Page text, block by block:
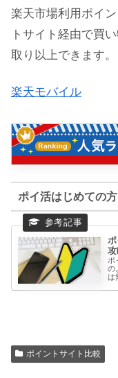
楽天市場利用ポイ
トサイト経由で買
取り以上できます。
楽天モバイル
ポイ活はじめての方
攻
ポ
の
は
ポイントサイト比較